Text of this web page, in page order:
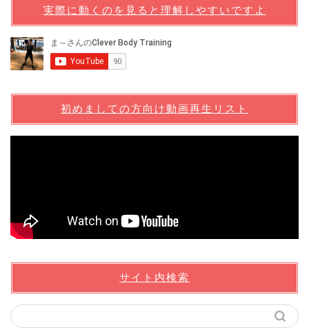
実際に動くのを見ると理解しやすいですよ
初めましての方向け動画再生リスト
サイト内検索